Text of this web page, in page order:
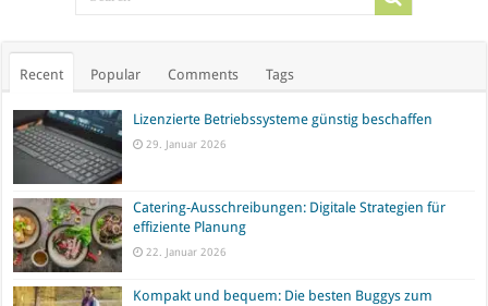
Recent Popular Comments Tags
Lizenzierte Betriebssysteme günstig beschaffen
29. Januar 2026
Catering-Ausschreibungen: Digitale Strategien für
effiziente Planung
22. Januar 2026
Kompakt und bequem: Die besten Buggys zum